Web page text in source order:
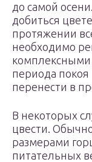
до самой
добиться
протяжении
необходимо
комплексными
периода покоя
перенести в
В некоторых
цвести.
размерами
питательных